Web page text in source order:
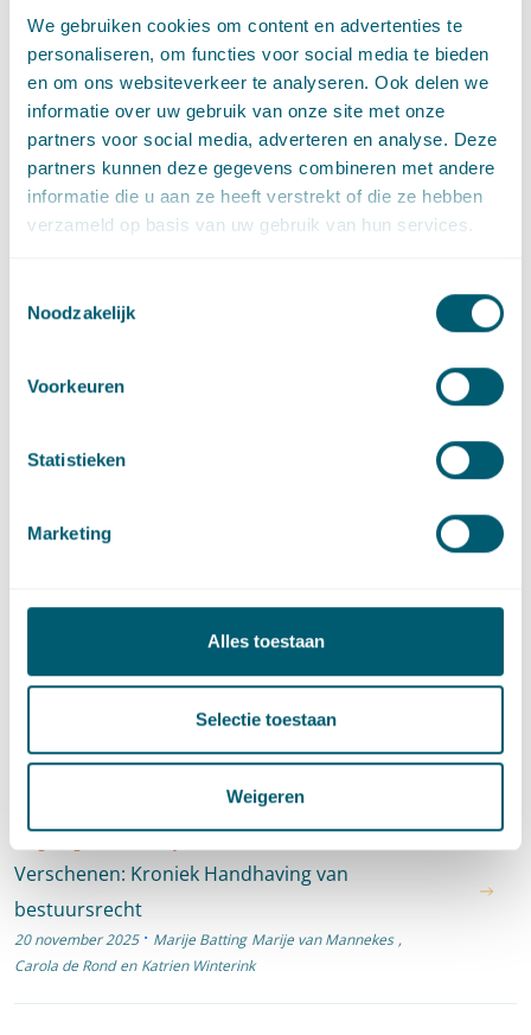
We gebruiken cookies om content en advertenties te
personaliseren, om functies voor social media te bieden
en om ons websiteverkeer te analyseren. Ook delen we
informatie over uw gebruik van onze site met onze
partners voor social media, adverteren en analyse. Deze
partners kunnen deze gegevens combineren met andere
informatie die u aan ze heeft verstrekt of die ze hebben
verzameld op basis van uw gebruik van hun services.
Noodzakelijk
Voorkeuren
Statistieken
Marketing
Alles toestaan
Selectie toestaan
Weigeren
Sector
Centrale overheid
Toezichthouders
Artikelen door Carola de Rond
Wanneer is een derde belanghebbende bij een
Verschenen: Kroniek handhaving van
bestuursrecht
Marije Batting Marije van Mannekes
Verschenen: Kroniek Handhaving van
bestuursrecht
20 november 2025 · Marije Batting Marije van Mannekes ,
Carola de Rond en Katrien Winterink